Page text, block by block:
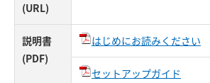
(URL)
説明書
(PDF)
はじめにお読みください
セットアップガイド